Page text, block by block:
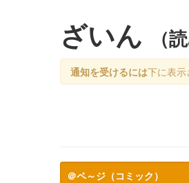
ざいん （
通知を受けるには下に表示
＠ペ～ジ（コミック）